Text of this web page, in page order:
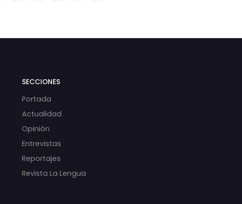
SECCIONES
Portada
Actualidad
Opinión
Entrevistas
Reportajes
Revista La Lengua